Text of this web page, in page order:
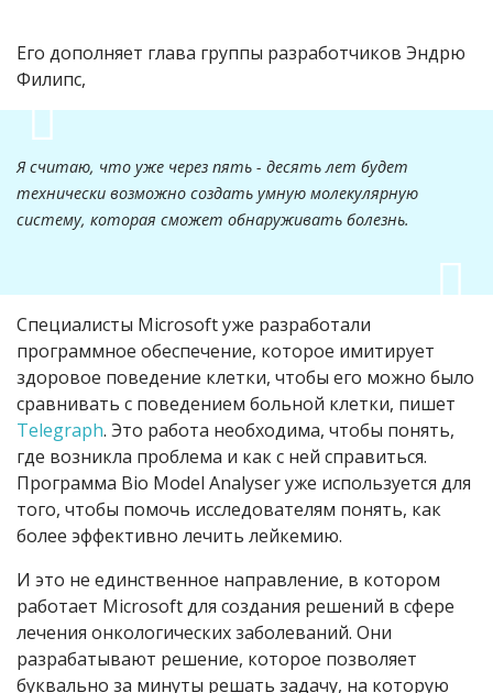
Его дополняет глава группы разработчиков Эндрю
Филипс,
Я считаю, что уже через пять - десять лет будет
технически возможно создать умную молекулярную
систему, которая сможет обнаруживать болезнь.
Специалисты Microsoft уже разработали
программное обеспечение, которое имитирует
здоровое поведение клетки, чтобы его можно было
сравнивать с поведением больной клетки, пишет
Telegraph. Это работа необходима, чтобы понять,
где возникла проблема и как с ней справиться.
Программа Bio Model Analyser уже используется для
того, чтобы помочь исследователям понять, как
более эффективно лечить лейкемию.
И это не единственное направление, в котором
работает Microsoft для создания решений в сфере
лечения онкологических заболеваний. Они
разрабатывают решение, которое позволяет
буквально за минуты решать задачу, на которую